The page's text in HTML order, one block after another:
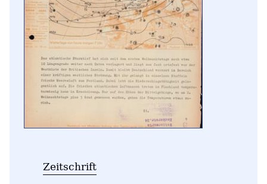
Zeitschrift